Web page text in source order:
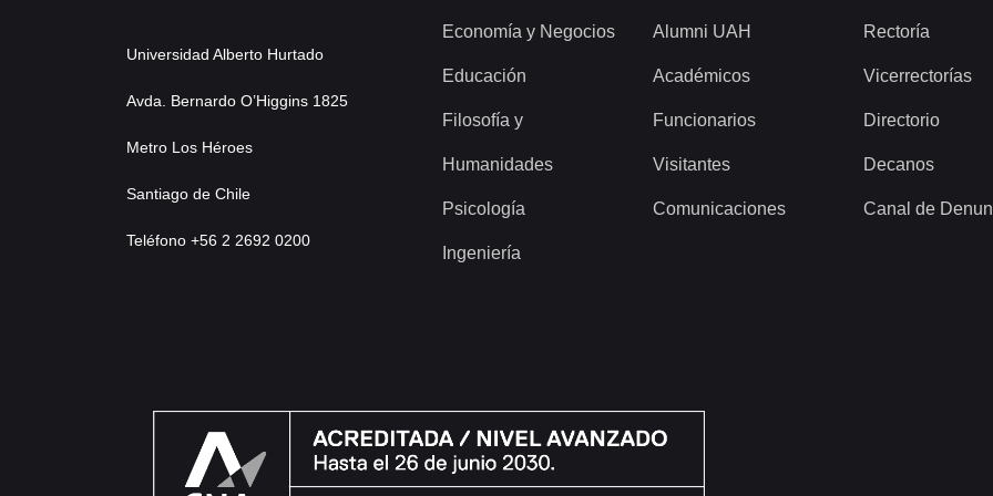
Universidad Alberto Hurtado
Avda. Bernardo O’Higgins 1825
Metro Los Héroes
Santiago de Chile
Teléfono +56 2 2692 0200
Economía y Negocios
Educación
Filosofía y
Humanidades
Psicología
Ingeniería
Alumni UAH
Académicos
Funcionarios
Visitantes
Comunicaciones
Rectoría
Vicerrectorías
Directorio
Decanos
Canal de